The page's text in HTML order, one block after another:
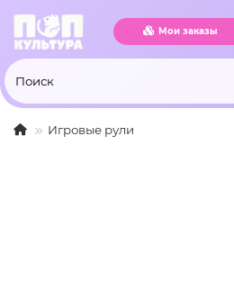
Мои заказы
Игровые рули